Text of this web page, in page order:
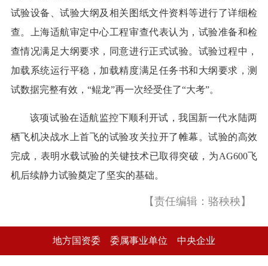
试验设备、试验大纲及相关图纸文件资料等进行了详细检
查。上海适航审定中心工程审查代表认为，试验准备和检
查情况满足大纲要求，同意进行正式试验。试验过程中，
加载系统运行平稳，加载精度满足任务书和大纲要求，测
试数据完整有效，“鲲龙”再一次经受住了“大考”。
该项试验在适航监控下顺利开试，我国新一代水陆两
栖飞机决战水上首飞的试验攻关拉开了帷幕。试验的高效
完成，表明水载试验的关键技术已取得突破，为AG600飞
机后续静力试验奠定了坚实的基础。
【责任编辑：骆秧秧】
地方国资委 委属事业单位 中央企业